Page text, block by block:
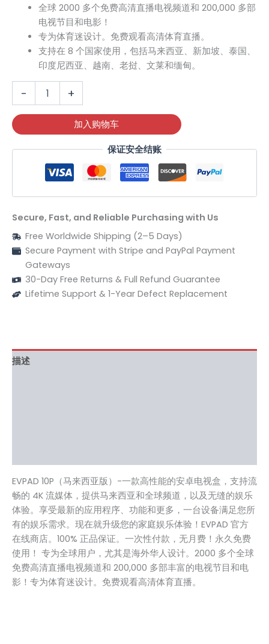
全球 2000 多个免费高清直播电视频道和 200,000 多部
电视节目和电影！
专为体育迷设计。免费观看高清体育直播。
支持在 8 个国家使用，包括马来西亚、新加坡、泰国、
印度尼西亚、越南、老挝、文莱和缅甸。
- +
加入购物车
保证安全结账
Secure, Fast, and Reliable Purchasing with Us
Free Worldwide Shipping (2–5 Days)
Secure Payment with Stripe and PayPal Payment
Gateways
30-Day Free Returns & Full Refund Guarantee
Lifetime Support & 1-Year Defect Replacement
描述
EVPAD 10P（马来西亚版）-一款高性能的安卓电视盒，支持流
畅的 4K 流媒体，提供马来西亚和全球频道，以及无缝的娱乐
体验。享受最新的应用程序、功能和更多，一台设备满足您所
有的娱乐需求。现在就升级您的家庭娱乐体验！EVPAD 官方
在线商店。100% 正品保证。一次性付款，无月费！永久免费
使用！ 专为全球用户，尤其是海外华人设计。2000 多个全球
免费高清直播电视频道和 200,000 多部丰富的电视节目和电
影！专为体育迷设计。免费观看高清体育直播。